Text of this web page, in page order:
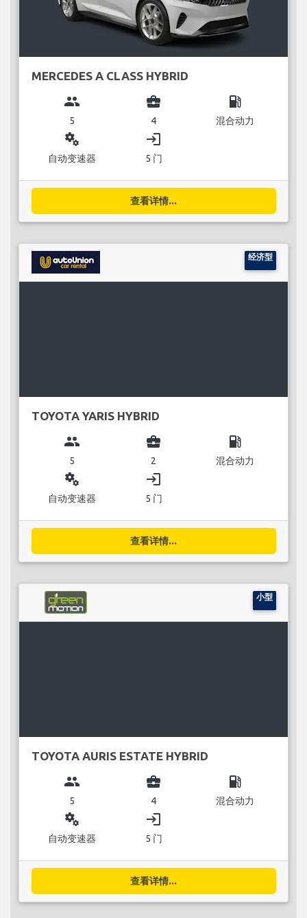
MERCEDES A CLASS HYBRID
group
5
business_center
4
local_gas_station
混合动力
miscellaneous_services
自动变速器
login
5 门
查看详情...
经济型
TOYOTA YARIS HYBRID
group
5
business_center
2
local_gas_station
混合动力
miscellaneous_services
自动变速器
login
5 门
查看详情...
小型
TOYOTA AURIS ESTATE HYBRID
group
5
business_center
4
local_gas_station
混合动力
miscellaneous_services
自动变速器
login
5 门
查看详情...